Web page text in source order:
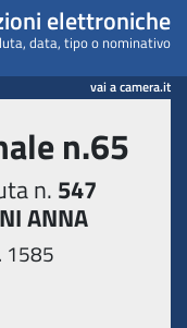
-
elettroniche
data, tipo o nominativo
vai a camera.it
n.65
n. 547
ANNA
1585